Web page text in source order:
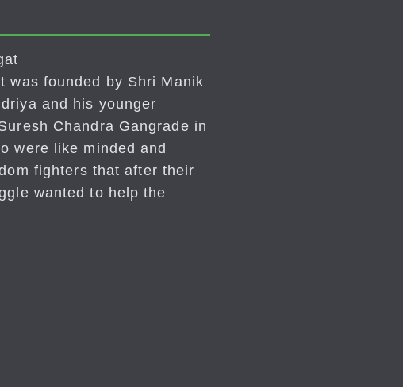
was founded by Shri Manik
and his younger
Chandra Gangrade in
were like minded and
fighters that after their
wanted to help the